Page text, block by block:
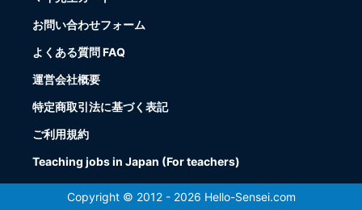
お問い合わせフォーム
よくある質問 FAQ
運営会社概要
特定商取引法に基づく表記
ご利用規約
Teaching jobs in Japan (For teachers)
Copyright © 2012 - 2026 Hello-Sensei.com